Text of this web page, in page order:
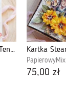
Kartka urodzinowa Ten Wyjątkowy Dzień (32)
PapierowyMix
75,00 zł